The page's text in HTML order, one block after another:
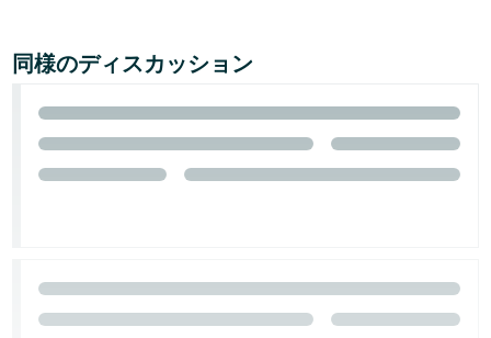
同様のディスカッション